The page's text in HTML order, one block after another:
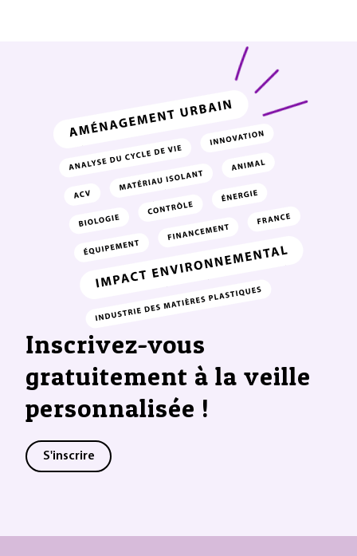
Inscrivez-vous
gratuitement à la veille
personnalisée !
S'inscrire